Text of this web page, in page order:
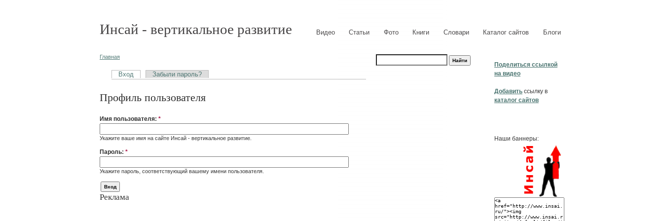
Инсай - вертикальное развитие Видео Статьи Фото Книги Словари Каталог сайтов Блоги
Поделиться ссылкой
на видео
Добавить ссылку в
каталог сайтов
Наши баннеры:
Главная
Вход Забыли пароль?
Профиль пользователя
Имя пользователя: *
Укажите ваше имя на сайте Инсай - вертикальное развитие.
Пароль: *
Укажите пароль, соответствующий вашему имени пользователя.
Реклама